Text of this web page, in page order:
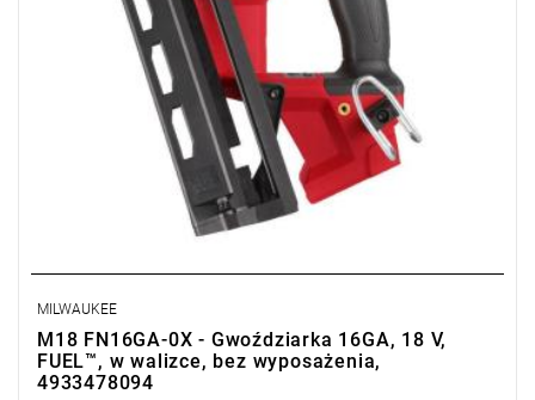
MILWAUKEE
M18 FN16GA-0X - Gwoździarka 16GA, 18 V,
FUEL™, w walizce, bez wyposażenia,
4933478094